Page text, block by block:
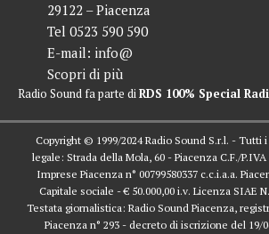
29122 – Piacenza
Tel 0523 590 590
E-mail: info@
Scopri di più
Radio Sound fa parte diRDS 100% Special
Copyright © 1999/2024 Radio Sound S.r.l. - Tutti
legale: Strada della Mola, 60 - Piacenza C.F./
Imprese Piacenza n° 00799580337 c.c.i.a.a.
Capitale sociale - € 50.000,00 i.v. Licenza SIAE
Testata giornalistica: Radio Sound Piacenza,
Piacenza n° 293 - decreto di iscrizione del 19/